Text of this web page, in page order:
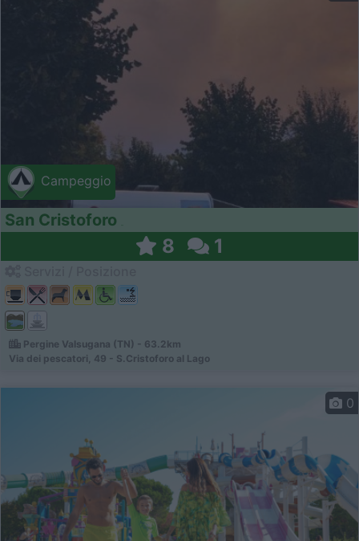
Campeggio
San Cristoforo
8 1
Pergine Valsugana (TN) - 63.2km
Via dei pescatori, 49 - S.Cristoforo al Lago
0